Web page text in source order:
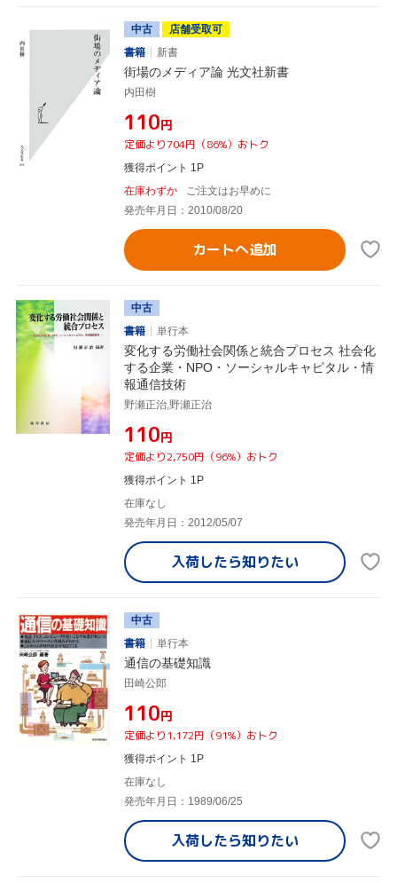
中古
店舗受取可
書籍
新書
街場のメディア論 光文社新書
内田樹
¥110円
定価より704円（86%）おトク
獲得ポイント 1P
在庫わずか
ご注文はお早めに
発売年月日：2010/08/20
カートへ追加
中古
書籍
単行本
変化する労働社会関係と統合プロセス 社会化
する企業・NPO・ソーシャルキャピタル・情
報通信技術
野瀬正治,野瀬正治
¥110円
定価より2,750円（96%）おトク
獲得ポイント 1P
在庫なし
発売年月日：2012/05/07
入荷したら知りたい
中古
書籍
単行本
通信の基礎知識
田崎公郎
¥110円
定価より1,172円（91%）おトク
獲得ポイント 1P
在庫なし
発売年月日：1989/06/25
入荷したら知りたい